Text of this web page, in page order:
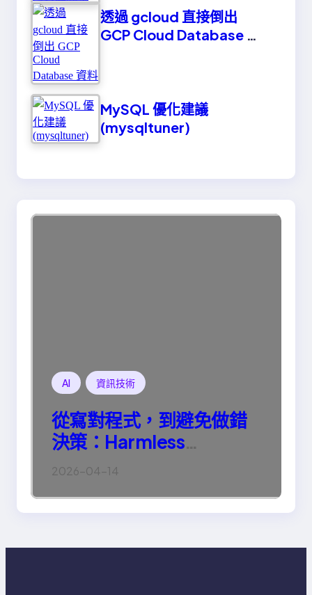
透過 gcloud 直接倒出
GCP Cloud Database 資
MySQL 優化建議
(mysqltuner)
AI 資訊技術
從寫對程式，到避免做錯
決策：Harmless
Engineering 的真正意義
2026-04-14